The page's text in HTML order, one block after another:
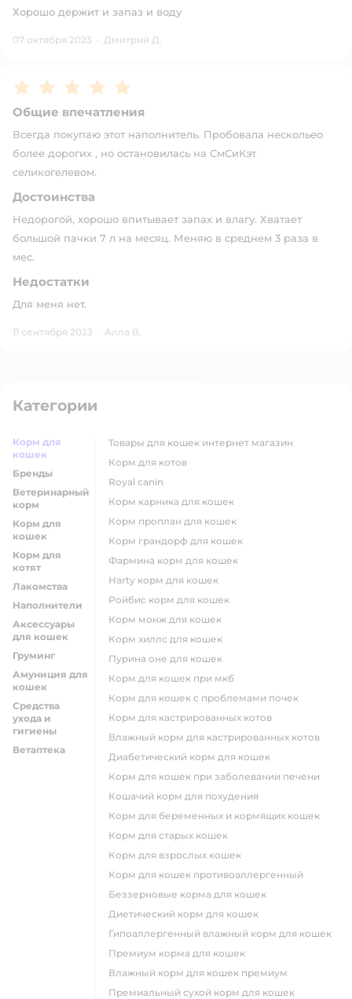
Хорошо держит и запаз и воду
07 октября 2023 · Дмитрий Д.
Рейтинг:5
Общие впечатления
Всегда покупаю этот наполнитель. Пробовала нескольео
более дорогих , но остановилась на СмСиКэт
селикогелевом.
Достоинства
Недорогой, хорошо впитывает запах и влагу. Хватает
большой пачки 7 л на месяц. Меняю в среднем 3 раза в
мес.
Недостатки
Для меня нет.
11 сентября 2023 · Алла В.
Категории
Корм для
кошек
Бренды
Ветеринарный
корм
Корм для
кошек
Корм для
котят
Лакомства
Наполнители
Аксессуары
для кошек
Груминг
Амуниция для
кошек
Средства
ухода и
гигиены
Ветаптека
товары для кошек интернет магазин
корм для котов
royal canin
корм карника для кошек
корм проплан для кошек
корм грандорф для кошек
фармина корм для кошек
harty корм для кошек
ройбис корм для кошек
корм монж для кошек
корм хиллс для кошек
пурина оне для кошек
корм для кошек при мкб
корм для кошек с проблемами почек
Корм для кастрированных котов
влажный корм для кастрированных котов
диабетический корм для кошек
корм для кошек при заболевании печени
кошачий корм для похудения
корм для беременных и кормящих кошек
корм для старых кошек
корм для взрослых кошек
корм для кошек противоаллергенный
беззерновые корма для кошек
диетический корм для кошек
гипоаллергенный влажный корм для кошек
премиум корма для кошек
влажный корм для кошек премиум
премиальный сухой корм для кошек